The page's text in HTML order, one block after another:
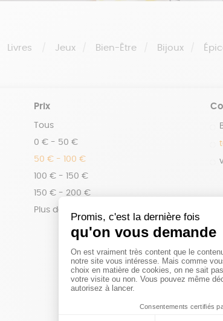
Livres Jeux Bien-Être Bijoux
Prix
Tous
0 € - 50 €
50 € - 100 €
100 € - 150 €
150 € - 200 €
Plus de 200€